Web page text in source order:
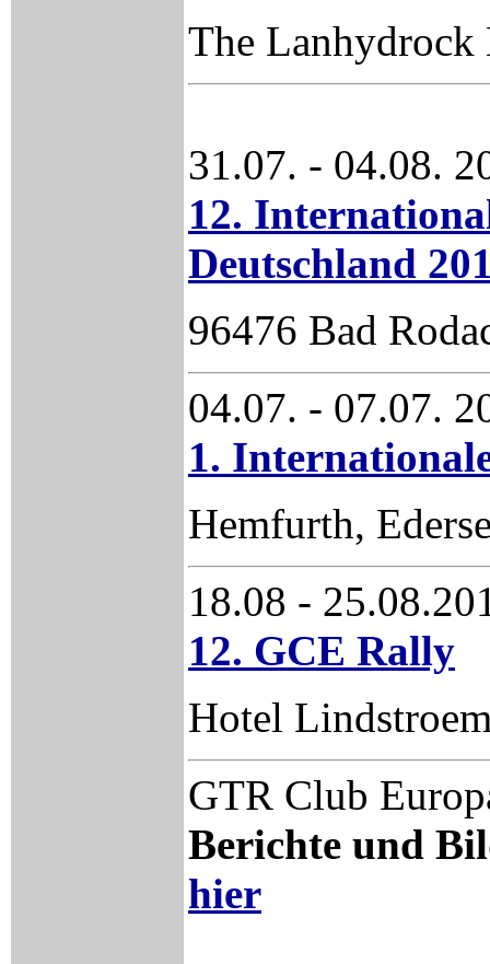
The
31.07. - 04.08.
12.
Deutschland
96476 Bad
04.07. - 07.07.
1.
Hemfurth,
18.08 -
12. GCE Rally
Hotel
GTR Club
Berichte und
hier